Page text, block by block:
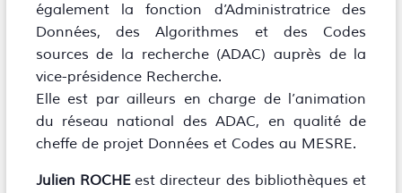
également la fonction d’Administratrice des
Données, des Algorithmes et des Codes
sources de la recherche (ADAC) auprès de la
vice-présidence Recherche.
Elle est par ailleurs en charge de l’animation
du réseau national des ADAC, en qualité de
cheffe de projet Données et Codes au MESRE.
Julien ROCHE est directeur des bibliothèques et